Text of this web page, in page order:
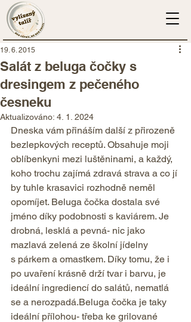
Salát z beluga čočky s
dresingem z pečeného
česneku
19. 6. 2015
Aktualizováno: 4. 1. 2024
Dneska vám přináším další z přirozeně
bezlepkových receptů. Obsahuje moji
oblíbenkyni mezi luštěninami, a každý,
koho trochu zajímá zdravá strava a co jí
by tuhle krasavici rozhodně neměl
opomíjet. Beluga čočka dostala své
jméno díky podobnosti s kaviárem. Je
drobná, lesklá a pevná- nic jako
mazlavá zelená ze školní jídelny
s párkem a omastkem. Díky tomu, že i
po uvaření krásně drží tvar i barvu, je
ideální ingrediencí do salátů, nematlá
se a nerozpadá.Beluga čočka je taky
ideální přílohou- třeba ke grilované